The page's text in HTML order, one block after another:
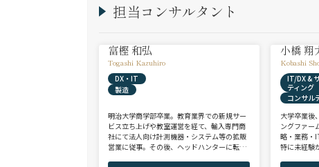
担当コンサルタント
富樫 和弘
Togashi Kazuhiro
DX・IT
製造
明治大学商学部卒業。教育業界での新規サー
ビス立ち上げや教室運営を経て、輸入専門商
社にて法人向け計測機器・システム等の拡販
営業に従事。その後、ヘッドハンターに転身
小橋 翔
Kobashi
IT/DX &
ティング
コンサル
大学卒業後
ングファー
略・業務・
特に未経験